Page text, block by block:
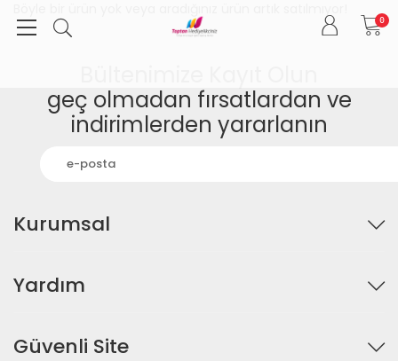
0
geç olmadan fırsatlardan ve
indirimlerden yararlanın
Kurumsal
Yardım
Güvenli Site